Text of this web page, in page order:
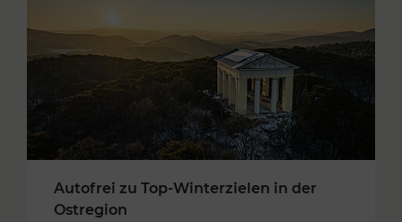
Autofrei zu Top-Winterzielen in der
Ostregion